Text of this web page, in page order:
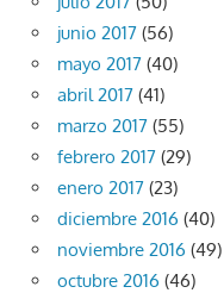
junio 2017 (56)
mayo 2017 (40)
abril 2017 (41)
marzo 2017 (55)
febrero 2017 (29)
enero 2017 (23)
diciembre 2016 (40)
noviembre 2016 (49)
octubre 2016 (46)